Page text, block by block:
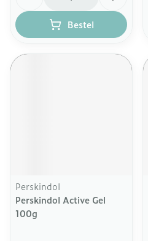
Bestel
Perskindol
Perskindol Active Gel
100g